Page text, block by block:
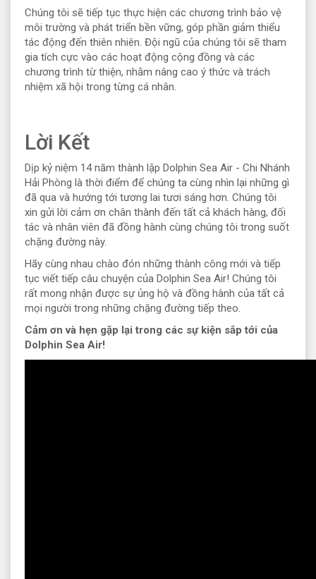
Chúng tôi sẽ tiếp tục thực hiện các chương trình bảo vệ
môi trường và phát triển bền vững, góp phần giảm thiểu
tác động đến thiên nhiên. Đội ngũ của chúng tôi sẽ tham
gia tích cực vào các hoạt động cộng đồng và các
chương trình từ thiện, nhằm nâng cao ý thức và trách
nhiệm xã hội trong từng cá nhân.
Lời Kết
Dịp kỷ niệm 14 năm thành lập Dolphin Sea Air - Chi Nhánh
Hải Phòng là thời điểm để chúng ta cùng nhìn lại những gì
đã qua và hướng tới tương lai tươi sáng hơn. Chúng tôi
xin gửi lời cảm ơn chân thành đến tất cả khách hàng, đối
tác và nhân viên đã đồng hành cùng chúng tôi trong suốt
chặng đường này.
Hãy cùng nhau chào đón những thành công mới và tiếp
tục viết tiếp câu chuyện của Dolphin Sea Air! Chúng tôi
rất mong nhận được sự ủng hộ và đồng hành của tất cả
mọi người trong những chặng đường tiếp theo.
Cảm ơn và hẹn gặp lại trong các sự kiện sắp tới của
Dolphin Sea Air!